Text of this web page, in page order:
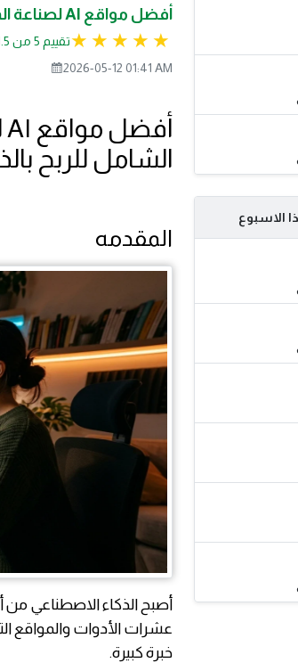
الاسبوع
أفضل مواقع AI لصناعة المال يوميًا في 2026 | دليلك الشامل للربح بالذكاء الاصطناعي
تقييم 5 من 5.
2026-05-12 01:41 AM
الشامل للربح
المقدمه
أصبح الذكاء الاصطناعي من
عشرات الأدوات
خبرة كبيرة.